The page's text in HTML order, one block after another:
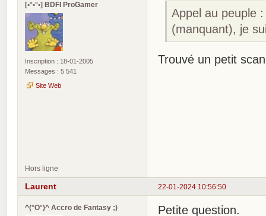
[•°•°•] BDFI ProGamer
Inscription : 18-01-2005
Messages : 5 541
Site Web
Appel au peuple
(manquant), je
Trouvé un petit
Hors ligne
22-01-2024 10:56:50
Laurent
^(°O°)^ Accro de Fantasy ;)
Petite question.